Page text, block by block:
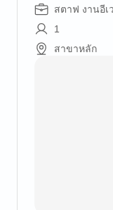
สตาฟ งานอีเ
1
สาขาหลัก